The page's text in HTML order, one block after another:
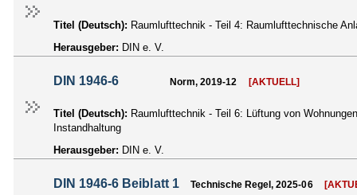
Titel (Deutsch): Raumlufttechnik - Teil 4: Raumlufttechnische
Herausgeber: DIN e. V.
DIN 1946-6 Norm, 2019-12 [AKTUELL]
Titel (Deutsch): Raumlufttechnik - Teil 6: Lüftung von
Instandhaltung
Herausgeber: DIN e. V.
DIN 1946-6 Beiblatt 1 Technische Regel, 2025-06